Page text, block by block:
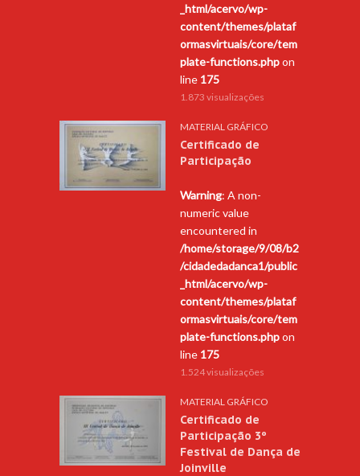
_html/acervo/wp-
content/themes/plataf
ormasvirtuais/core/tem
plate-functions.phpon
line 175
1.873 visualizações
MATERIAL GRÁFICO
Certificado de
Participação
Warning: A non-
numeric value
encountered in
/home/storage/9/08/b2
/cidadedadanca1/public
_html/acervo/wp-
content/themes/plataf
ormasvirtuais/core/tem
plate-functions.phpon
line 175
1.524 visualizações
MATERIAL GRÁFICO
Certificado de
Participação 3º
Festival de Dança de
Joinville